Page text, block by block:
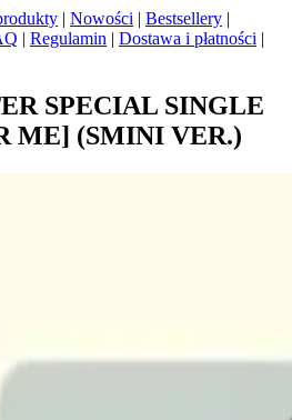
| Nowości | Bestsellery |
| Regulamin | Dostawa i płatności |
SPECIAL SINGLE
ME] (SMINI VER.)